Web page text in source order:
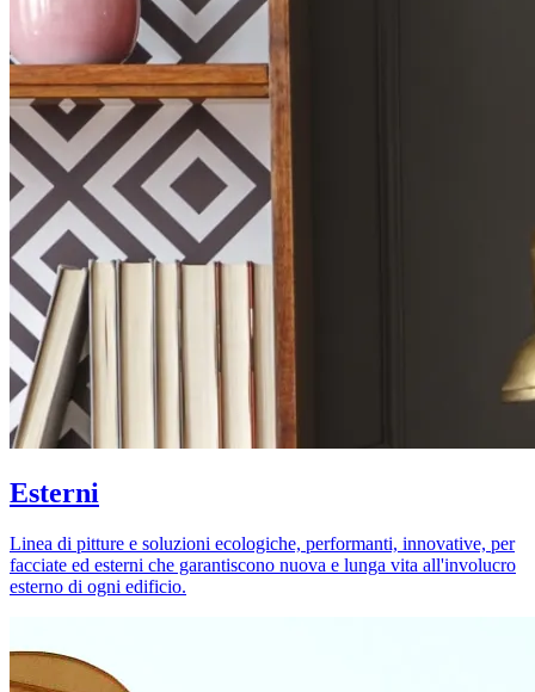
Esterni
Linea di pitture e soluzioni ecologiche, performanti, innovative, per
facciate ed esterni che garantiscono nuova e lunga vita all'involucro
esterno di ogni edificio.